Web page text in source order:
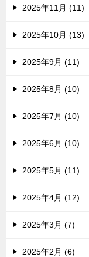
2025年11月 (11)
2025年10月 (13)
2025年9月 (11)
2025年8月 (10)
2025年7月 (10)
2025年6月 (10)
2025年5月 (11)
2025年4月 (12)
2025年3月 (7)
2025年2月 (6)